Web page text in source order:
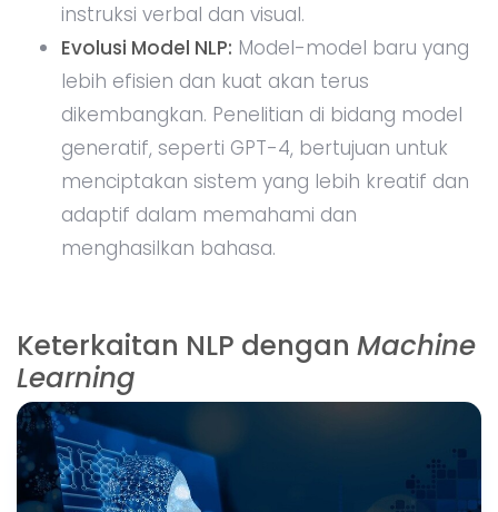
instruksi verbal dan visual.
Evolusi Model NLP: Model-model baru yang
lebih efisien dan kuat akan terus
dikembangkan. Penelitian di bidang model
generatif, seperti GPT-4, bertujuan untuk
menciptakan sistem yang lebih kreatif dan
adaptif dalam memahami dan
menghasilkan bahasa.
Keterkaitan NLP dengan Machine
Learning